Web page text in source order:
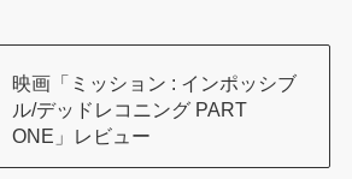
映画「ミッション : インポッシブ
ル/デッドレコニング PART
ONE」レビュー